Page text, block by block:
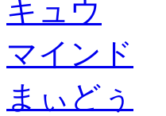
キュウ
マインド
まぃどぅ